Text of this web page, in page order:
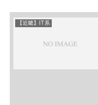
【近畿】IT系